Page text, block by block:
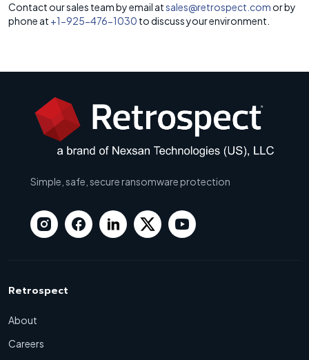
Contact our sales team by email atsales@retrospect.com or by
phone at +1-925-476-1030 to discuss your environment.
Simple, safe, secure ransomware protection
Retrospect
About
Careers